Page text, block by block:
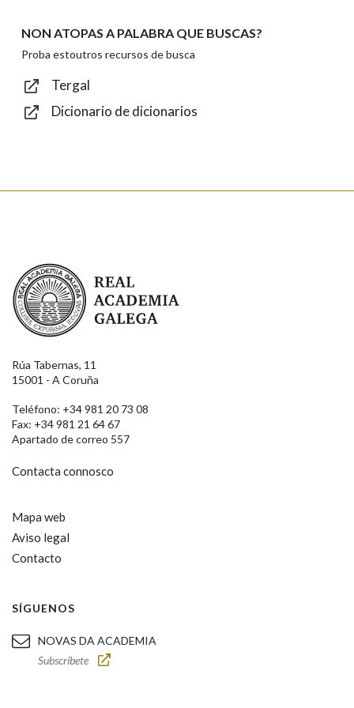
Texto de verificación
NON ATOPAS A PALABRA QUE BUSCAS?
Proba estoutros recursos de busca
Tergal
Dicionario de dicionarios
Real Academia Galega
Rúa Tabernas, 11
15001 - A Coruña
Teléfono: +34 981 20 73 08
Fax: +34 981 21 64 67
Apartado de correo 557
Contacta connosco
Mapa web
Aviso legal
Contacto
SÍGUENOS
NOVAS DA ACADEMIA
Subscríbete